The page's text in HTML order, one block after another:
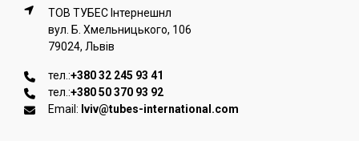
ТОВ ТУБЕС Iнтернешнл
вул. Б. Хмельницького, 106
79024, Львiв
тел.:+380 32 245 93 41
тел.:+380 50 370 93 92
Email: lviv@tubes-international.com